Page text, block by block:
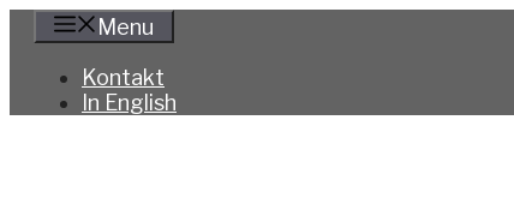
Hoppa
innehåll
Menu
Kontakt
In English